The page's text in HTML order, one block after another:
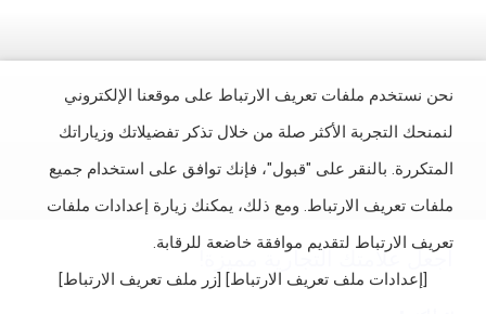
اجعل علامتك التجارية مميزة!
نحن نستخدم ملفات تعريف الارتباط على موقعنا الإلكتروني
لنمنحك التجربة الأكثر صلة من خلال تذكر تفضيلاتك وزياراتك
المتكررة. بالنقر على "قبول"، فإنك توافق على استخدام جميع
ملفات تعريف الارتباط. ومع ذلك، يمكنك زيارة إعدادات ملفات
تعريف الارتباط لتقديم موافقة خاضعة للرقابة.
[إعدادات ملف تعريف الارتباط] [زر ملف تعريف الارتباط]